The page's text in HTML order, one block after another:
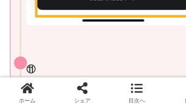
⑪
２～３分で無事着金されてました！
ホーム シェア 目次へ